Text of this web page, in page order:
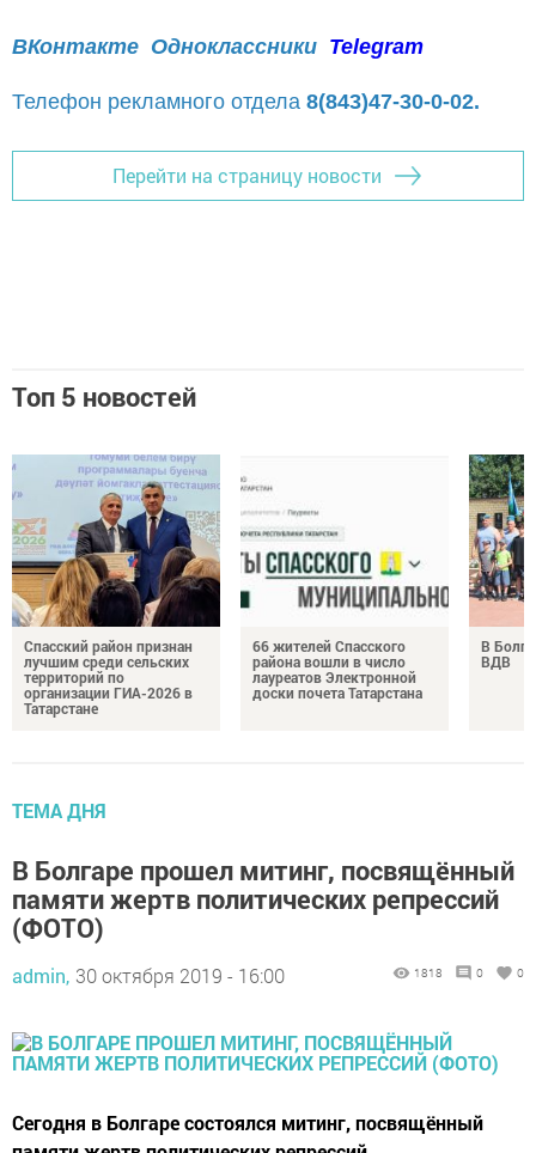
ВКонтакте Одноклассники Telegram
Телефон рекламного отдела 8(843)47-30-0-02.
Перейти на страницу новости
Топ 5 новостей
Спасский район признан
лучшим среди сельских
территорий по
организации ГИА-2026 в
Татарстане
66 жителей Спасского
района вошли в число
лауреатов Электронной
доски почета Татарстана
В
ВДВ
ТЕМА ДНЯ
В Болгаре прошел митинг, посвящённый
памяти жертв политических репрессий
(ФОТО)
admin, 30 октября 2019 - 16:00 1818 0 0
Сегодня в Болгаре состоялся митинг, посвящённый